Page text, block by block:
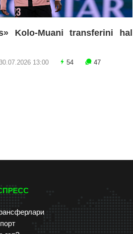
Kolo-Muani transferini hal
30.07.2026 13:00 54 47